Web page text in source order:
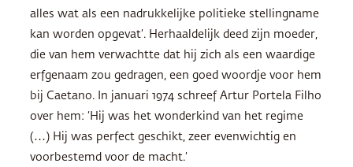
alles wat als een nadrukkelijke politieke stellingname
kan worden opgevat’. Herhaaldelijk deed zijn moeder,
die van hem verwachtte dat hij zich als een waardige
erfgenaam zou gedragen, een goed woordje voor hem
bij Caetano. In januari 1974 schreef Artur Portela Filho
over hem: ‘Hij was het wonderkind van het regime
(…) Hij was perfect geschikt, zeer evenwichtig en
voorbestemd voor de macht.’